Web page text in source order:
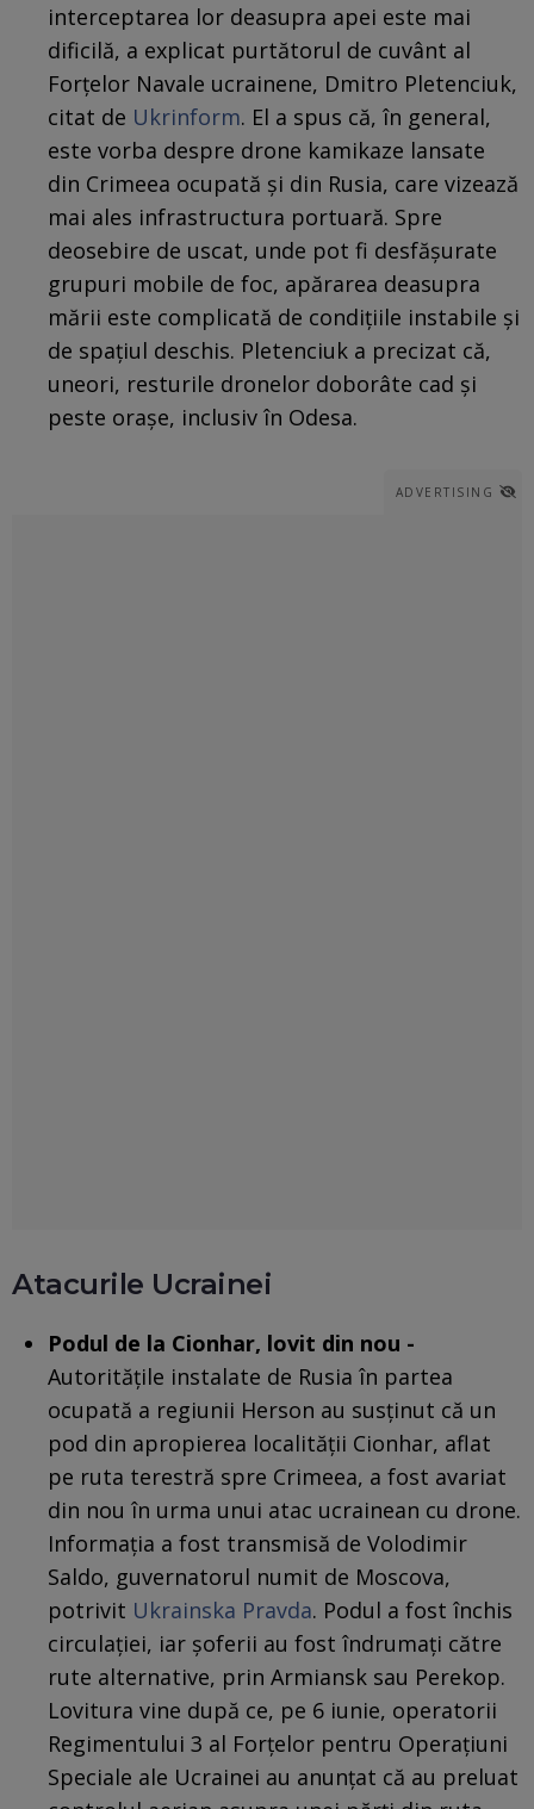
interceptarea lor deasupra apei este mai
dificilă, a explicat purtătorul de cuvânt al
Forțelor Navale ucrainene, Dmitro Pletenciuk,
citat de Ukrinform. El a spus că, în general,
este vorba despre drone kamikaze lansate
din Crimeea ocupată și din Rusia, care vizează
mai ales infrastructura portuară. Spre
deosebire de uscat, unde pot fi desfășurate
grupuri mobile de foc, apărarea deasupra
mării este complicată de condițiile instabile și
de spațiul deschis. Pletenciuk a precizat că,
uneori, resturile dronelor doborâte cad și
peste orașe, inclusiv în Odesa.
ADVERTISING
Atacurile Ucrainei
Podul de la Cionhar, lovit din nou -
Autoritățile instalate de Rusia în partea
ocupată a regiunii Herson au susținut că un
pod din apropierea localității Cionhar, aflat
pe ruta terestră spre Crimeea, a fost avariat
din nou în urma unui atac ucrainean cu drone.
Informația a fost transmisă de Volodimir
Saldo, guvernatorul numit de Moscova,
potrivit Ukrainska Pravda. Podul a fost închis
circulației, iar șoferii au fost îndrumați către
rute alternative, prin Armiansk sau Perekop.
Lovitura vine după ce, pe 6 iunie, operatorii
Regimentului 3 al Forțelor pentru Operațiuni
Speciale ale Ucrainei au anunțat că au preluat